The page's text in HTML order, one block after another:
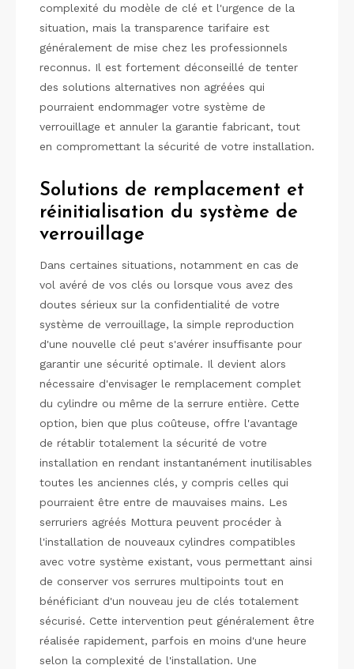
complexité du modèle de clé et l'urgence de la
situation, mais la transparence tarifaire est
généralement de mise chez les professionnels
reconnus. Il est fortement déconseillé de tenter
des solutions alternatives non agréées qui
pourraient endommager votre système de
verrouillage et annuler la garantie fabricant, tout
en compromettant la sécurité de votre installation.
Solutions de remplacement et
réinitialisation du système de
verrouillage
Dans certaines situations, notamment en cas de
vol avéré de vos clés ou lorsque vous avez des
doutes sérieux sur la confidentialité de votre
système de verrouillage, la simple reproduction
d'une nouvelle clé peut s'avérer insuffisante pour
garantir une sécurité optimale. Il devient alors
nécessaire d'envisager le remplacement complet
du cylindre ou même de la serrure entière. Cette
option, bien que plus coûteuse, offre l'avantage
de rétablir totalement la sécurité de votre
installation en rendant instantanément inutilisables
toutes les anciennes clés, y compris celles qui
pourraient être entre de mauvaises mains. Les
serruriers agréés Mottura peuvent procéder à
l'installation de nouveaux cylindres compatibles
avec votre système existant, vous permettant ainsi
de conserver vos serrures multipoints tout en
bénéficiant d'un nouveau jeu de clés totalement
sécurisé. Cette intervention peut généralement être
réalisée rapidement, parfois en moins d'une heure
selon la complexité de l'installation. Une